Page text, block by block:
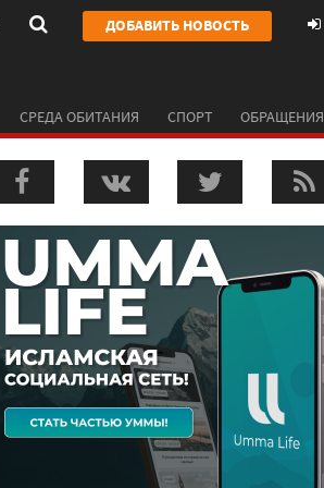
ДОБАВИТЬ НОВОСТЬ
СРЕДА ОБИТАНИЯ СПОРТ ОБРАЩЕНИЯ